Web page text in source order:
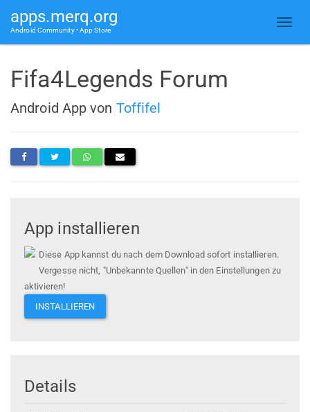
apps.merq.org
Android Community • App Store
Fifa4Legends Forum
Android App von Toffifel
App installieren
Diese App kannst du nach dem Download sofort installieren.
Vergesse nicht, "Unbekannte Quellen" in den Einstellungen zu
aktivieren!
INSTALLIEREN
Details